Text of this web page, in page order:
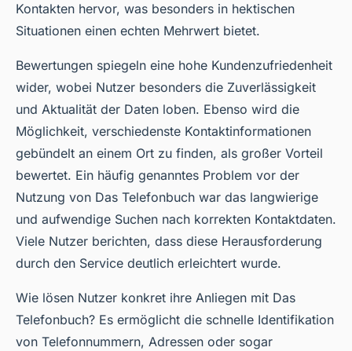
Kontakten hervor, was besonders in hektischen
Situationen einen echten Mehrwert bietet.
Bewertungen spiegeln eine hohe Kundenzufriedenheit
wider, wobei Nutzer besonders die Zuverlässigkeit
und Aktualität der Daten loben. Ebenso wird die
Möglichkeit, verschiedenste Kontaktinformationen
gebündelt an einem Ort zu finden, als großer Vorteil
bewertet. Ein häufig genanntes Problem vor der
Nutzung von Das Telefonbuch war das langwierige
und aufwendige Suchen nach korrekten Kontaktdaten.
Viele Nutzer berichten, dass diese Herausforderung
durch den Service deutlich erleichtert wurde.
Wie lösen Nutzer konkret ihre Anliegen mit Das
Telefonbuch? Es ermöglicht die schnelle Identifikation
von Telefonnummern, Adressen oder sogar